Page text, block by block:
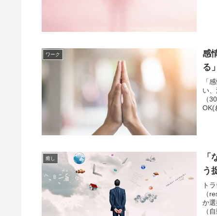
ワーク
感
る」
「
い
（
OK(
癒し
う
ト
（
か
（